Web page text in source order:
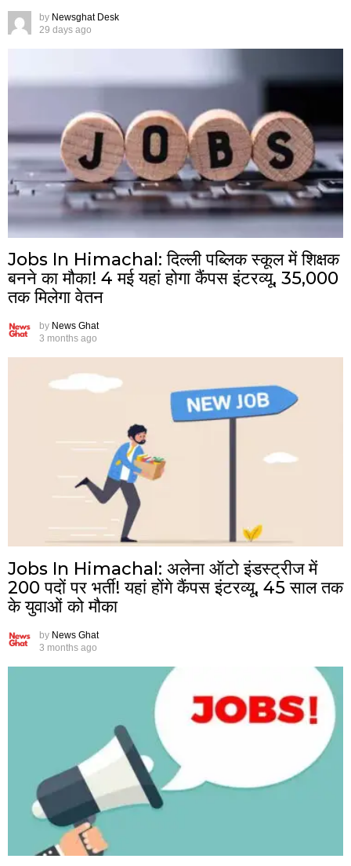
by Newsghat Desk
29 days ago
Jobs In Himachal: दिल्ली पब्लिक स्कूल में शिक्षक
बनने का मौका! 4 मई यहां होगा कैंपस इंटरव्यू, ₹35,000
तक मिलेगा वेतन
by News Ghat
3 months ago
Jobs In Himachal: अलेना ऑटो इंडस्ट्रीज में
200 पदों पर भर्ती! यहां होंगे कैंपस इंटरव्यू, 45 साल तक
के युवाओं को मौका
by News Ghat
3 months ago